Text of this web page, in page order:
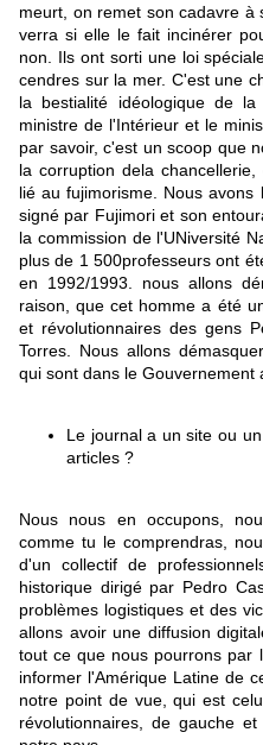
meurt, on remet son cadavre à
verra si elle le fait incinérer
non. Ils ont sorti une loi
cendres sur la mer. C'est une
la bestialité idéologique de
ministre de l'Intérieur et le
par savoir, c'est un scoop que
la corruption dela
lié au fujimorisme. Nous
signé par Fujimori et son
la commission de l'UNiversité
plus de 1 500professeurs ont
en 1992/1993. nous allons
raison, que cet homme a été
et révolutionnaires des gens
Torres. Nous allons
qui sont dans le Gouvernement
Le journal a un site ou
articles ?
Nous nous en occupons,
comme tu le comprendras,
d'un collectif de
historique dirigé par Pedro
problèmes logistiques et des
allons avoir une diffusion
tout ce que nous pourrons par
informer l'Amérique Latine de
notre point de vue, qui est
révolutionnaires, de gauche